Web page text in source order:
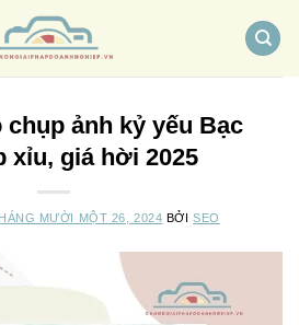
chụp ảnh kỷ yếu Bạc
xỉu, giá hời 2025
MƯỜI MỘT 26, 2024 BỞISEO